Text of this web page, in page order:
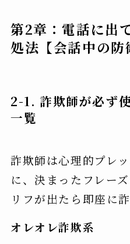
第2章：電話に出
処法【会話中の防
2-1. 詐欺師が必ず
一覧
詐欺師は心理的プレ
に、決まったフレー
リフが出たら即座に
オレオレ詐欺系